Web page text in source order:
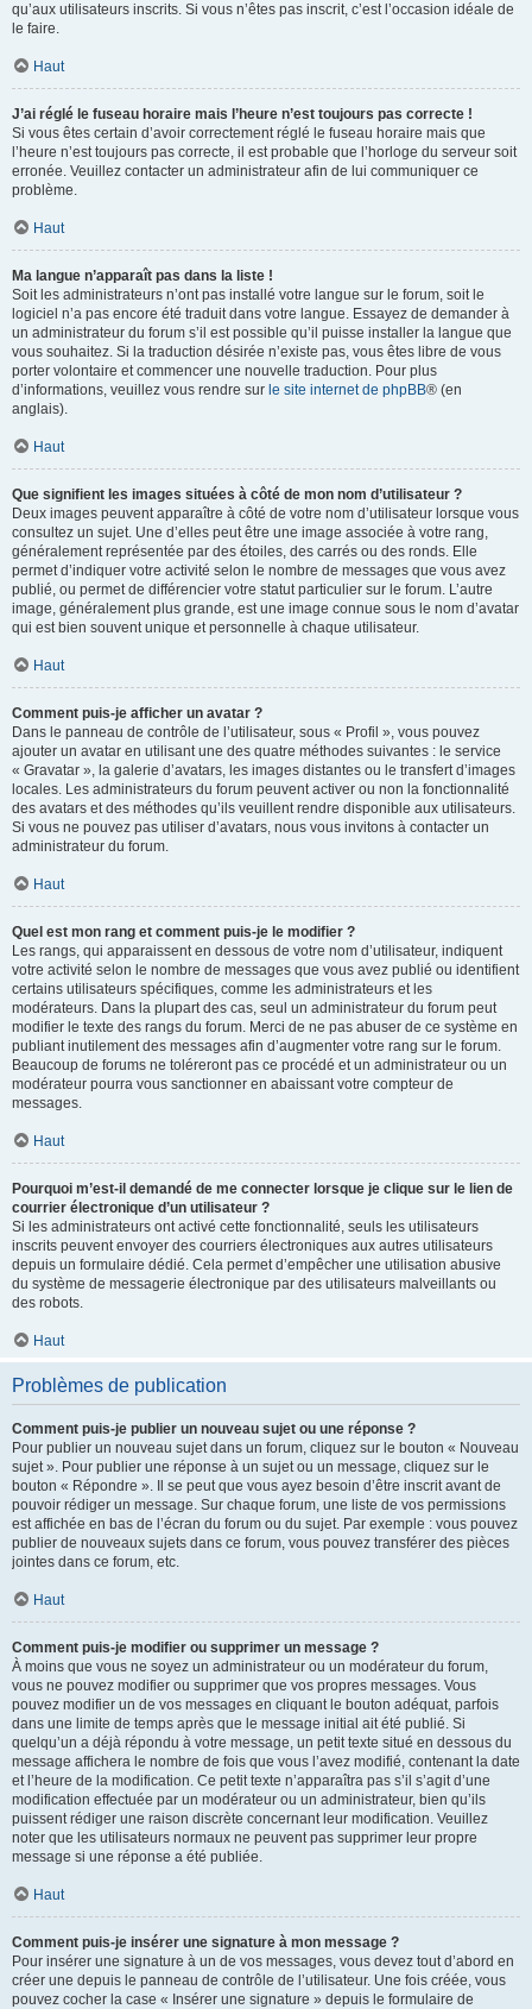
qu’aux utilisateurs inscrits. Si vous n’êtes pas inscrit, c’est l’occasion idéale de
le faire.
Haut
J’ai réglé le fuseau horaire mais l’heure n’est toujours pas correcte !
Si vous êtes certain d’avoir correctement réglé le fuseau horaire mais que
l’heure n’est toujours pas correcte, il est probable que l’horloge du serveur soit
erronée. Veuillez contacter un administrateur afin de lui communiquer ce
problème.
Haut
Ma langue n’apparaît pas dans la liste !
Soit les administrateurs n’ont pas installé votre langue sur le forum, soit le
logiciel n’a pas encore été traduit dans votre langue. Essayez de demander à
un administrateur du forum s’il est possible qu’il puisse installer la langue que
vous souhaitez. Si la traduction désirée n’existe pas, vous êtes libre de vous
porter volontaire et commencer une nouvelle traduction. Pour plus
d’informations, veuillez vous rendre sur le site internet de phpBB® (en
anglais).
Haut
Que signifient les images situées à côté de mon nom d’utilisateur ?
Deux images peuvent apparaître à côté de votre nom d’utilisateur lorsque vous
consultez un sujet. Une d’elles peut être une image associée à votre rang,
généralement représentée par des étoiles, des carrés ou des ronds. Elle
permet d’indiquer votre activité selon le nombre de messages que vous avez
publié, ou permet de différencier votre statut particulier sur le forum. L’autre
image, généralement plus grande, est une image connue sous le nom d’avatar
qui est bien souvent unique et personnelle à chaque utilisateur.
Haut
Comment puis-je afficher un avatar ?
Dans le panneau de contrôle de l’utilisateur, sous « Profil », vous pouvez
ajouter un avatar en utilisant une des quatre méthodes suivantes : le service
« Gravatar », la galerie d’avatars, les images distantes ou le transfert d’images
locales. Les administrateurs du forum peuvent activer ou non la fonctionnalité
des avatars et des méthodes qu’ils veuillent rendre disponible aux utilisateurs.
Si vous ne pouvez pas utiliser d’avatars, nous vous invitons à contacter un
administrateur du forum.
Haut
Quel est mon rang et comment puis-je le modifier ?
Les rangs, qui apparaissent en dessous de votre nom d’utilisateur, indiquent
votre activité selon le nombre de messages que vous avez publié ou identifient
certains utilisateurs spécifiques, comme les administrateurs et les
modérateurs. Dans la plupart des cas, seul un administrateur du forum peut
modifier le texte des rangs du forum. Merci de ne pas abuser de ce système en
publiant inutilement des messages afin d’augmenter votre rang sur le forum.
Beaucoup de forums ne toléreront pas ce procédé et un administrateur ou un
modérateur pourra vous sanctionner en abaissant votre compteur de
messages.
Haut
Pourquoi m’est-il demandé de me connecter lorsque je clique sur le lien de
courrier électronique d’un utilisateur ?
Si les administrateurs ont activé cette fonctionnalité, seuls les utilisateurs
inscrits peuvent envoyer des courriers électroniques aux autres utilisateurs
depuis un formulaire dédié. Cela permet d’empêcher une utilisation abusive
du système de messagerie électronique par des utilisateurs malveillants ou
des robots.
Haut
Problèmes de publication
Comment puis-je publier un nouveau sujet ou une réponse ?
Pour publier un nouveau sujet dans un forum, cliquez sur le bouton « Nouveau
sujet ». Pour publier une réponse à un sujet ou un message, cliquez sur le
bouton « Répondre ». Il se peut que vous ayez besoin d’être inscrit avant de
pouvoir rédiger un message. Sur chaque forum, une liste de vos permissions
est affichée en bas de l’écran du forum ou du sujet. Par exemple : vous pouvez
publier de nouveaux sujets dans ce forum, vous pouvez transférer des pièces
jointes dans ce forum, etc.
Haut
Comment puis-je modifier ou supprimer un message ?
À moins que vous ne soyez un administrateur ou un modérateur du forum,
vous ne pouvez modifier ou supprimer que vos propres messages. Vous
pouvez modifier un de vos messages en cliquant le bouton adéquat, parfois
dans une limite de temps après que le message initial ait été publié. Si
quelqu’un a déjà répondu à votre message, un petit texte situé en dessous du
message affichera le nombre de fois que vous l’avez modifié, contenant la date
et l’heure de la modification. Ce petit texte n’apparaîtra pas s’il s’agit d’une
modification effectuée par un modérateur ou un administrateur, bien qu’ils
puissent rédiger une raison discrète concernant leur modification. Veuillez
noter que les utilisateurs normaux ne peuvent pas supprimer leur propre
message si une réponse a été publiée.
Haut
Comment puis-je insérer une signature à mon message ?
Pour insérer une signature à un de vos messages, vous devez tout d’abord en
créer une depuis le panneau de contrôle de l’utilisateur. Une fois créée, vous
pouvez cocher la case « Insérer une signature » depuis le formulaire de